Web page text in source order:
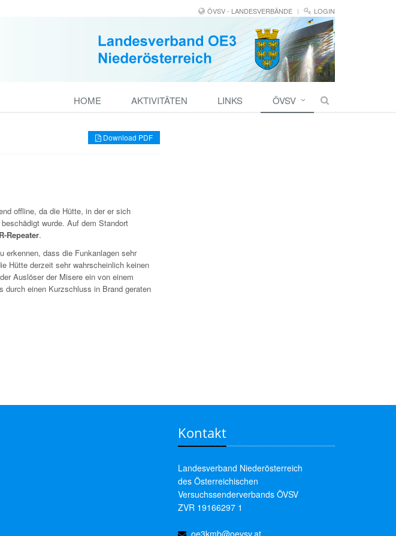
ÖVSV - LANDESVERBÄNDE LOGIN
HOME AKTIVITÄTEN LINKS ÖVSV
Download PDF
offline, da die Hütte, in der er sich
wurde. Auf dem Standort
Repeater.
erkennen, dass die Funkanlagen sehr
Hütte derzeit sehr wahrscheinlich keinen
Auslöser der Misere ein von einem
durch einen Kurzschluss in Brand geraten
Kontakt
Landesverband Niederösterreich
des Österreichischen
Versuchssenderverbands ÖVSV
ZVR 19166297 1